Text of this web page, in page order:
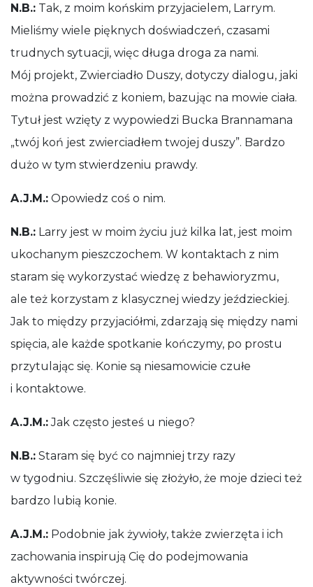
N.B.: Tak, z moim końskim przyjacielem, Larrym.
Mieliśmy wiele pięknych doświadczeń, czasami
trudnych sytuacji, więc długa droga za nami.
Mój projekt, Zwierciadło Duszy, dotyczy dialogu, jaki
można prowadzić z koniem, bazując na mowie ciała.
Tytuł jest wzięty z wypowiedzi Bucka Brannamana
„twój koń jest zwierciadłem twojej duszy”. Bardzo
dużo w tym stwierdzeniu prawdy.
A.J.M.: Opowiedz coś o nim.
N.B.: Larry jest w moim życiu już kilka lat, jest moim
ukochanym pieszczochem. W kontaktach z nim
staram się wykorzystać wiedzę z behawioryzmu,
ale też korzystam z klasycznej wiedzy jeździeckiej.
Jak to między przyjaciółmi, zdarzają się między nami
spięcia, ale każde spotkanie kończymy, po prostu
przytulając się. Konie są niesamowicie czułe
i kontaktowe.
A.J.M.:Jak często jesteś u niego?
N.B.: Staram się być co najmniej trzy razy
w tygodniu. Szczęśliwie się złożyło, że moje dzieci też
bardzo lubią konie.
A.J.M.: Podobnie jak żywioły, także zwierzęta i ich
zachowania inspirują Cię do podejmowania
aktywności twórczej.